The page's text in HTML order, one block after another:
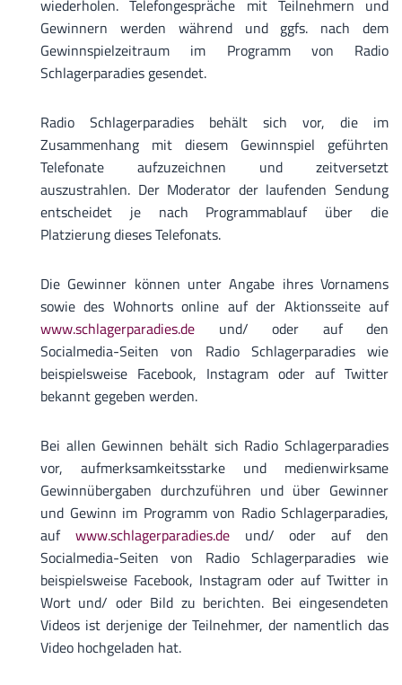
wiederholen. Telefongespräche mit Teilnehmern und
Gewinnern werden während und ggfs. nach dem
Gewinnspielzeitraum im Programm von Radio
Schlagerparadies gesendet.
Radio Schlagerparadies behält sich vor, die im
Zusammenhang mit diesem Gewinnspiel geführten
Telefonate aufzuzeichnen und zeitversetzt
auszustrahlen. Der Moderator der laufenden Sendung
entscheidet je nach Programmablauf über die
Platzierung dieses Telefonats.
Die Gewinner können unter Angabe ihres Vornamens
sowie des Wohnorts online auf der Aktionsseite auf
www.schlagerparadies.de und/ oder auf den
Socialmedia-Seiten von Radio Schlagerparadies wie
beispielsweise Facebook, Instagram oder auf Twitter
bekannt gegeben werden.
Bei allen Gewinnen behält sich Radio Schlagerparadies
vor, aufmerksamkeitsstarke und medienwirksame
Gewinnübergaben durchzuführen und über Gewinner
und Gewinn im Programm von Radio Schlagerparadies,
auf www.schlagerparadies.deund/ oder auf den
Socialmedia-Seiten von Radio Schlagerparadies wie
beispielsweise Facebook, Instagram oder auf Twitter in
Wort und/ oder Bild zu berichten. Bei eingesendeten
Videos ist derjenige der Teilnehmer, der namentlich das
Video hochgeladen hat.